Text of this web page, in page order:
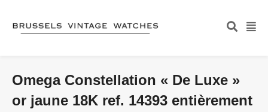
Omega Constellation « De Luxe »
or jaune 18K ref. 14393 entièrement